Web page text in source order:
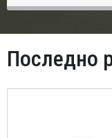
Последно